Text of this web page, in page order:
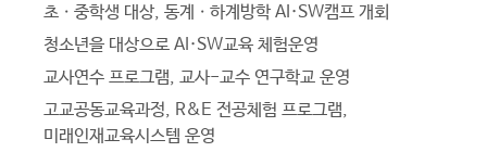
초ㆍ중학생 대상, 동계ㆍ하계방학 AI·SW캠프 개회
청소년을 대상으로 AI·SW교육 체험운영
교사연수 프로그램, 교사-교수 연구학교 운영
고교공동교육과정, R&E 전공체험 프로그램,
미래인재교육시스템 운영